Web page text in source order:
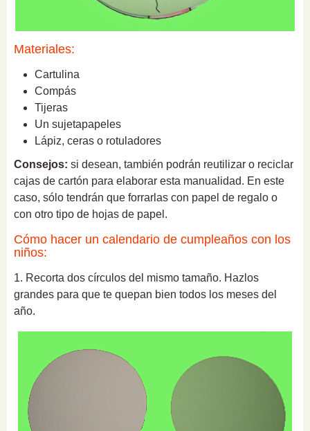
Materiales:
Cartulina
Compás
Tijeras
Un sujetapapeles
Lápiz, ceras o rotuladores
Consejos: si desean, también podrán reutilizar o reciclar
cajas de cartón para elaborar esta manualidad. En este
caso, sólo tendrán que forrarlas con papel de regalo o
con otro tipo de hojas de papel.
Cómo hacer un calendario de cumpleaños con los
niños:
1. Recorta dos círculos del mismo tamaño. Hazlos
grandes para que te quepan bien todos los meses del
año.